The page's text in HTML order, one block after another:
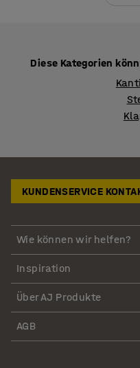
Diese Kategorien
KUNDENSERVICE
Wie können wir helfen?
Inspiration
Über AJ Produkte
AGB